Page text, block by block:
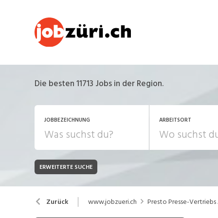
Die besten 11713 Jobs in der Region.
JOBBEZEICHNUNG ARBEITSORT
JOB-TYP
Festanstellung
Bank, Versicherung
Chemie, Pharma, Biotechnologie
ERWEITERTE SUCHE
Zurück www.jobzueri.ch Presto Presse-Vertriebs